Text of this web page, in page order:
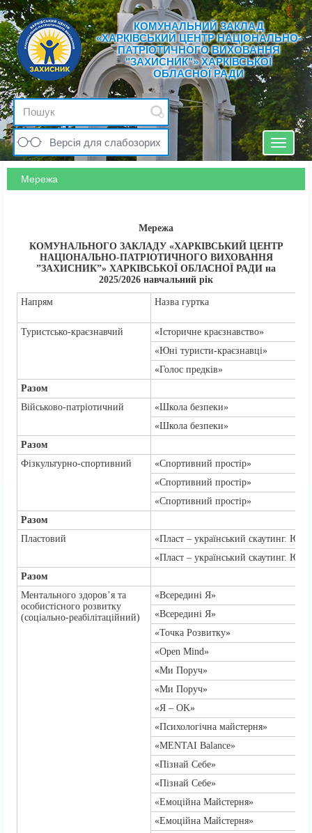
КОМУНАЛЬНИЙ ЗАКЛАД
«ХАРКІВСЬКИЙ ЦЕНТР НАЦІОНАЛЬНО-
ПАТРІОТИЧНОГО ВИХОВАННЯ
"ЗАХИСНИК"» ХАРКІВСЬКОЇ
ОБЛАСНОЇ РАДИ
Версія для слабозорих
Toggle
Мережа
Мережа
КОМУНАЛЬНОГО ЗАКЛАДУ «ХАРКІВСЬКИЙ ЦЕНТР
НАЦІОНАЛЬНО-ПАТРІОТИЧНОГО ВИХОВАННЯ
”ЗАХИСНИК”» ХАРКІВСЬКОЇ ОБЛАСНОЇ РАДИ на
2025/2026 навчальний рік
Напрям Назва гуртка
Туристсько-краєзнавчий
«Історичне краєзнавство»
«Юні туристи-краєзнавці»
«Голос предків»
Разом
Військово-патріотичний
«Школа безпеки»
«Школа безпеки»
Разом
Фізкультурно-спортивний
«Спортивний простір»
«Спортивний простір»
«Спортивний простір»
Разом
Пластовий
«Пласт – український скаутинг.
«Пласт – український скаутинг.
Разом
Ментального здоров’я та
особистісного розвитку
(соціально-реабілітаційний)
«Всередині Я»
«Всередині Я»
«Точка Розвитку»
«Open Mind»
«Ми Поруч»
«Ми Поруч»
«Я – OK»
«Психологічна майстерня»
«MENTAI Balance»
«Пізнай Себе»
«Пізнай Себе»
«Емоційна Майстерня»
«Емоційна Майстерня»